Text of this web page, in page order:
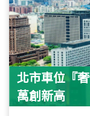
北市車位『
萬創新高